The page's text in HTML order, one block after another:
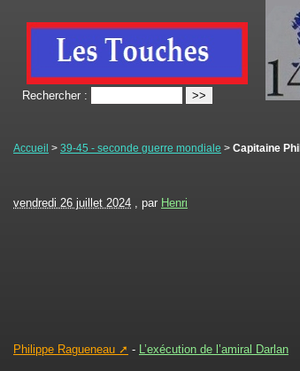
Rechercher :
Accueil > 39-45 - seconde guerre mondiale > Capitaine
vendredi 26 juillet 2024 , par Henri
Philippe Ragueneau - L’exécution de l’amiral Darlan